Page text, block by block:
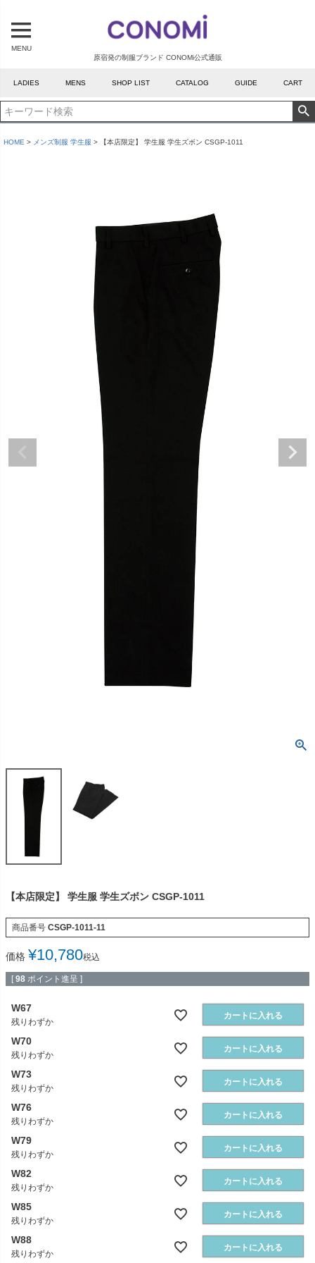
原宿発の制服ブランド CONOMi公式通販
MENU
LADIES MENS SHOP LIST CATALOG GUIDE CART
HOME メンズ制服 学生服 【本店限定】 学生服 学生ズボン CSGP-1011
【本店限定】 学生服 学生ズボン CSGP-1011
商品番号 CSGP-1011-11
価格 ¥10,780税込
[ 98 ポイント進呈 ]
W67
残りわずか
カートに入れる
W70
残りわずか
カートに入れる
W73
残りわずか
カートに入れる
W76
残りわずか
カートに入れる
W79
残りわずか
カートに入れる
W82
残りわずか
カートに入れる
W85
残りわずか
カートに入れる
W88
残りわずか
カートに入れる